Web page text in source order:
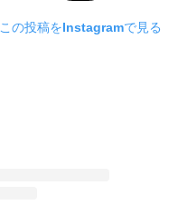
この投稿をInstagramで見る